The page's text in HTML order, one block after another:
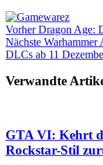
VorherDragon Age:
Nächste Warhammer
DLCs ab 11
Verwandte
GTA VI: Kehrt
Rockstar-Stil